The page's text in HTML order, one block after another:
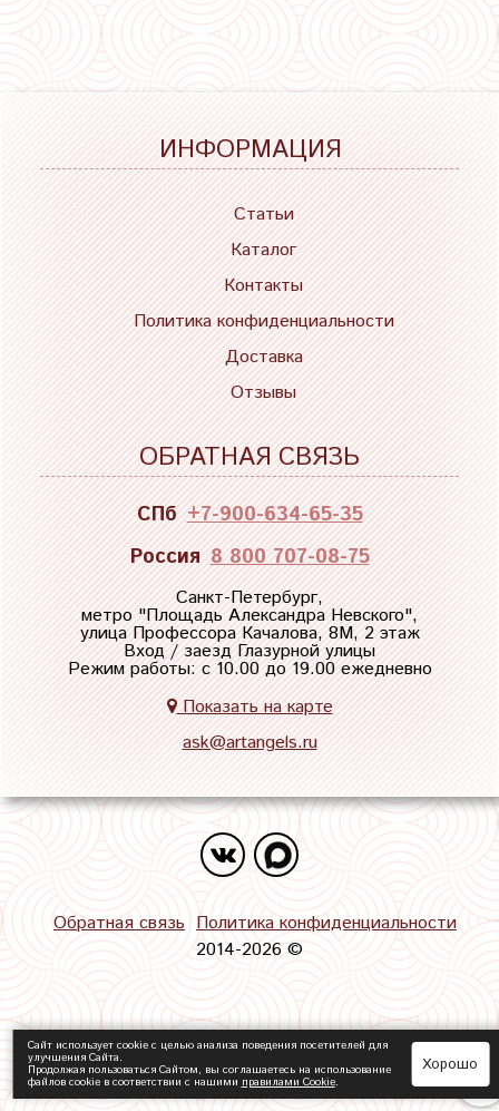
ИНФОРМАЦИЯ
Статьи
Каталог
Контакты
Политика конфиденциальности
Доставка
Отзывы
ОБРАТНАЯ СВЯЗЬ
СПб +7-900-634-65-35
Россия 8 800 707-08-75
Санкт-Петербург,
метро "Площадь Александра Невского",
улица Профессора Качалова, 8М, 2 этаж
Вход / заезд Глазурной улицы
Режим работы: с 10.00 до 19.00 ежедневно
Показать на карте
ask@artangels.ru
Обратная связь Политика конфиденциальности
2014-2026 ©
Сайт использует cookie с целью анализа поведения посетителей для
улучшения Сайта.
Продолжая пользоваться Сайтом, вы соглашаетесь на использование
файлов cookie в соответствии с нашими правилами Сookie.
Хорошо